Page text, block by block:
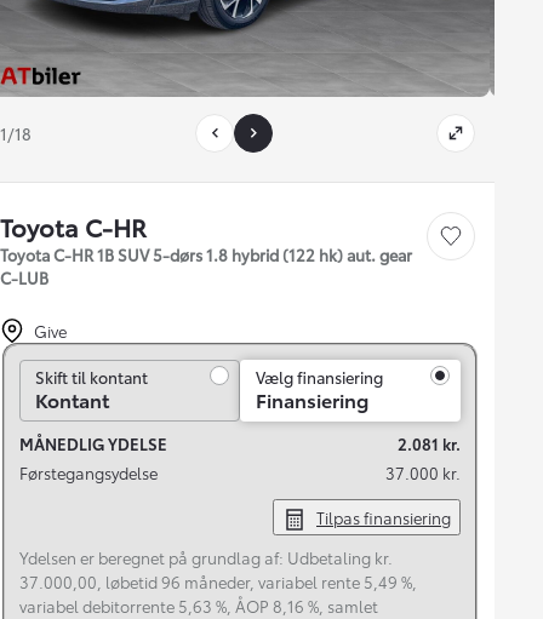
1/18
Toyota C-HR
Toyota C-HR 1B SUV 5-dørs 1.8 hybrid (122 hk) aut. gear
C-LUB
Gem bil
Give
Skift til kontant
Skift til kontant
Kontant
Vælg finansiering
Finansiering
MÅNEDLIG YDELSE
2.081 kr.
Førstegangsydelse
37.000 kr.
Tilpas finansiering
Ydelsen er beregnet på grundlag af: Udbetaling kr.
37.000,00, løbetid 96 måneder, variabel rente 5,49 %,
variabel debitorrente 5,63 %, ÅOP 8,16 %, samlet